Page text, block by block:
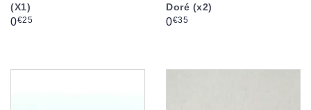
(X1)
Prix
0€25
Doré (x2)
Prix
0€35